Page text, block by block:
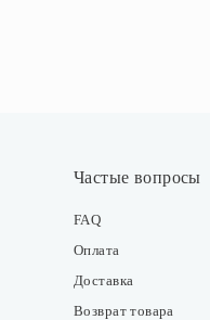
Частые вопросы
FAQ
Оплата
Доставка
Возврат товара